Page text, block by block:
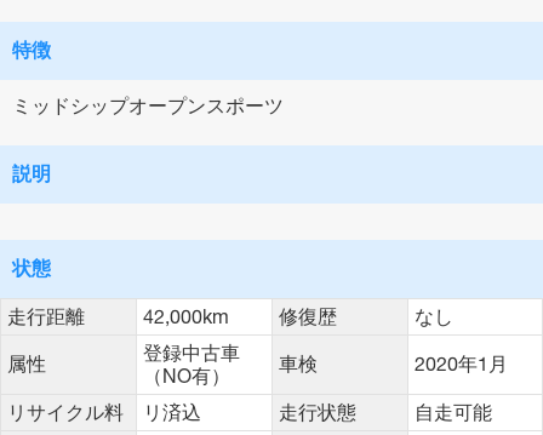
特徴
ミッドシップオープンスポーツ
説明
状態
走行距離
42,000km 修復歴
なし
属性
登録中古車
（NO有）
車検
2020年1月
リサイクル料
リ済込 走行状態
自走可能